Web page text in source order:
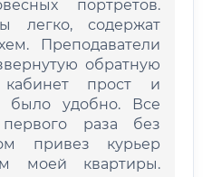
портретов.
легко, содержат
Преподаватели
обратную
прост и
было удобно. Все
раза без
привез курьер
моей квартиры.